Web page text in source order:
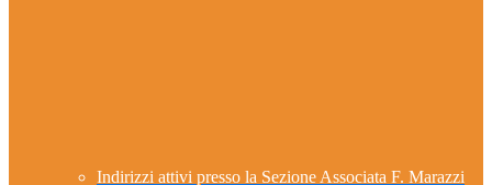
Indirizzi attivi presso la Sezione Associata F. Marazzi